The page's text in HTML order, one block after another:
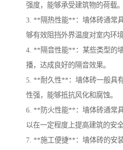
强度，能够承受建筑物的荷载。
3. **隔热性能**：墙体砖通常
够有效阻挡外界温度对室内环境
4. **隔音性能**：某些类型的
播，达成良好的隔音效果。
5. **耐久性**：墙体砖一般具
性强，能够抵抗风化和腐蚀。
6. **防火性能**：墙体砖通常
以在一定程度上提高建筑的安全
7. **施工便捷**：墙体砖的安